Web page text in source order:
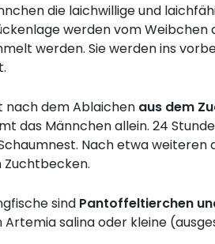
die laichwillige und
werden vom
werden. Sie werden ins
nach dem Ablaichen aus dem
das Männchen allein. 24
Nach etwa
Zuchtbecken.
sind Pantoffeltierchen
Artemia salina oder kleine